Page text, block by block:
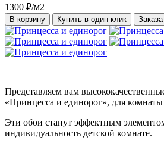
1300 ₽/м2
В корзину Купить в один клик
Представляем вам
«Принцесса и единорог», для комнаты
Эти обои станут эффектным
индивидуальность детской комнате.